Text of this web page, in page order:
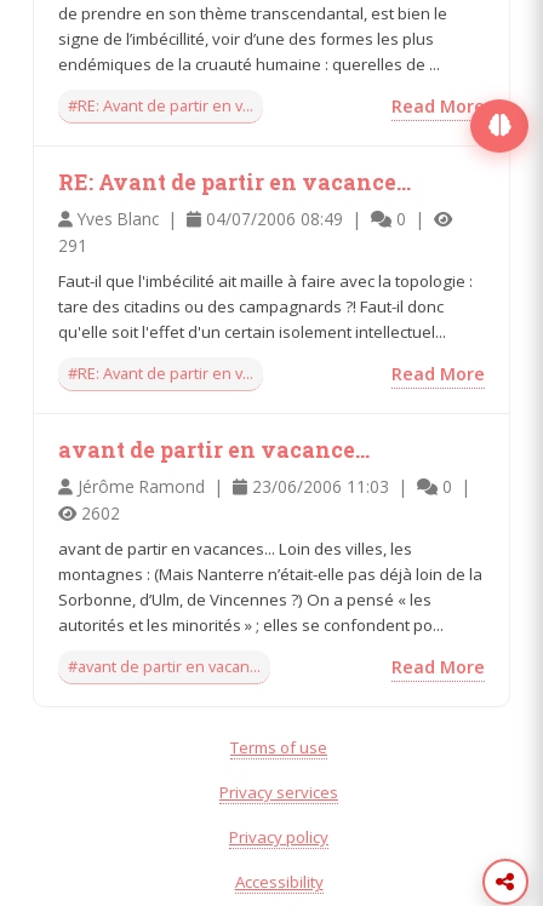
de prendre en son thème transcendantal, est bien le
signe de l’imbécillité, voir d’une des formes les plus
endémiques de la cruauté humaine : querelles de ...
#RE: Avant de partir en v...
Read More
RE: Avant de partir en vacance...
Yves Blanc | 04/07/2006 08:49 |
0 |
291
Faut-il que l'imbécilité ait maille à faire avec la topologie :
tare des citadins ou des campagnards ?! Faut-il donc
qu'elle soit l'effet d'un certain isolement intellectuel...
#RE: Avant de partir en v...
Read More
avant de partir en vacance...
Jérôme Ramond | 23/06/2006 11:03 |
0 |
2602
avant de partir en vacances... Loin des villes, les
montagnes : (Mais Nanterre n’était-elle pas déjà loin de la
Sorbonne, d’Ulm, de Vincennes ?) On a pensé « les
autorités et les minorités » ; elles se confondent po...
#avant de partir en vacan...
Read More
Terms of use
Privacy services
Privacy policy
Accessibility